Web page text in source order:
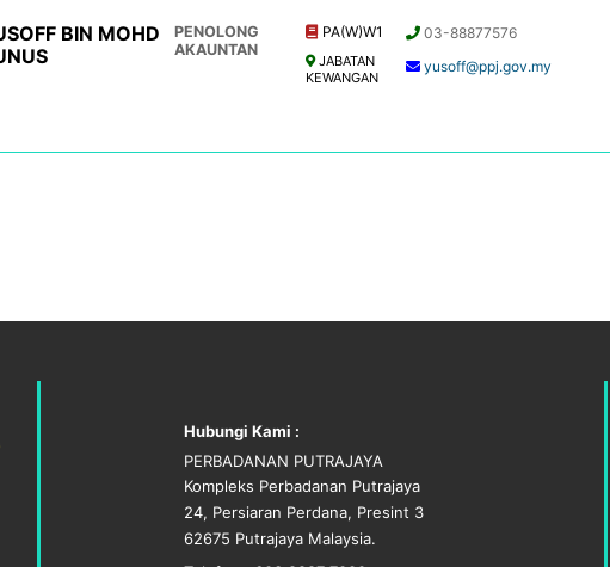
BIN MOHD
PENOLONG
AKAUNTAN
PA(W)W1
JABATAN
KEWANGAN
03-88877576
yusoff@ppj.gov.my
Hubungi Kami :
PERBADANAN PUTRAJAYA
Kompleks Perbadanan Putrajaya
24, Persiaran Perdana, Presint 3
62675 Putrajaya Malaysia.